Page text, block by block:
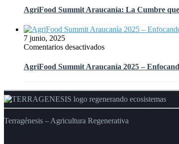
en
Taller
«Promotores
para
Agro
del
de
INDAP
la
Regenerativa
el
Digital
Chileno
Summit
Cumbre
Redefine
Futuro
Agro
Salud
AgriFood Summit Araucanía: La Cumbre
7 junio, 2025
Comentarios desactivadosen
Summit
Araucanía
–
Enfocando
la
Salud
del
AgriFood Summit Araucanía 2025 –
Terragénesis – Agricultura Regenerativa